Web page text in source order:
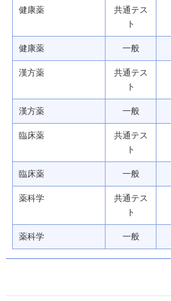
健康薬
共通テス
ト
健康薬 一般
漢方薬
共通テス
ト
漢方薬 一般
臨床薬
共通テス
ト
臨床薬 一般
薬科学
共通テス
ト
薬科学 一般